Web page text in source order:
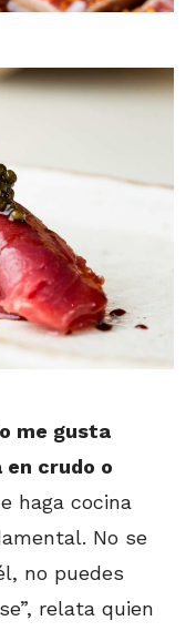
me gusta
en crudo o
haga cocina
No se
no puedes
relata quien